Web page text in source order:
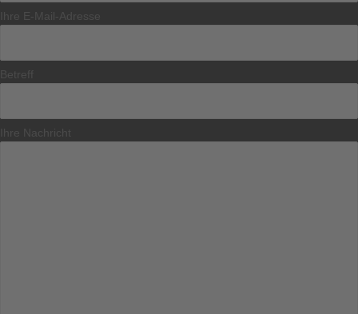
Ihre E-Mail-Adresse
Betreff
Ihre Nachricht